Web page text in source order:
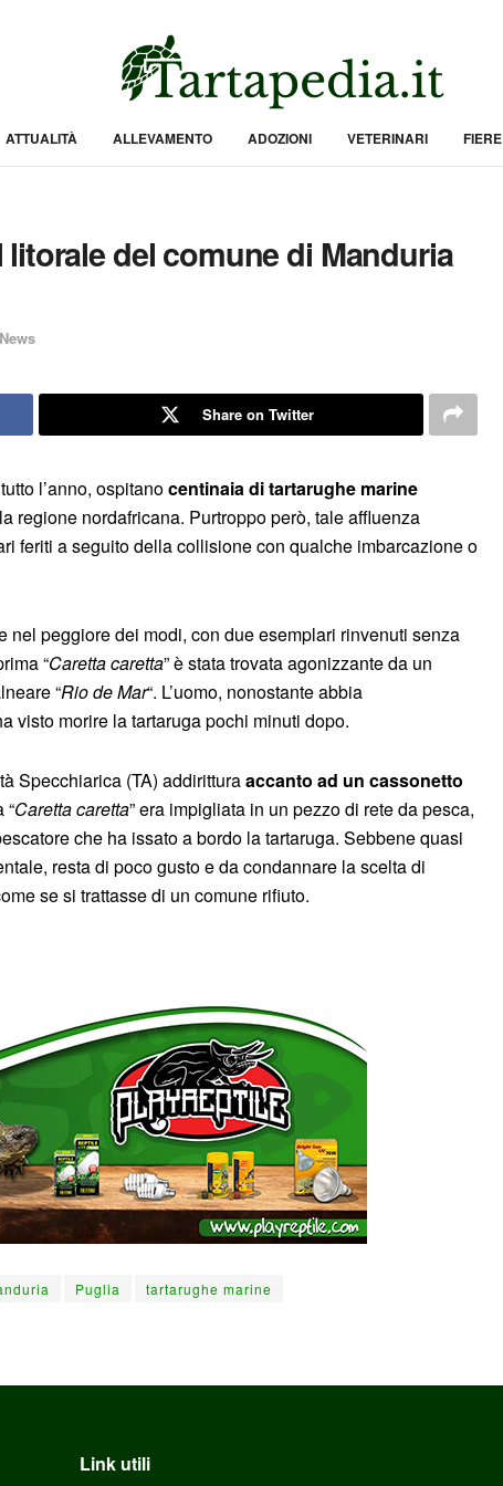
ATTUALITÀ ALLEVAMENTO ADOZIONI VETERINARI FIERE
del comune di Manduria
News
Share on Twitter
l’anno, ospitanocentinaia di tartarughe marine
regione nordafricana. Purtroppo però, tale affluenza
feriti a seguito della collisione con qualche imbarcazione o
peggiore dei modi, con due esemplari rinvenuti senza
“Caretta caretta” è stata trovata agonizzante da un
“Rio de Mar“. L’uomo, nonostante abbia
visto morire la tartaruga pochi minuti dopo.
Specchiarica (TA) addiritturaaccanto ad un cassonetto
“Caretta caretta” era impigliata in un pezzo di rete da pesca,
che ha issato a bordo la tartaruga. Sebbene quasi
resta di poco gusto e da condannare la scelta di
se si trattasse di un comune rifiuto.
Puglia tartarughe marine
Link utili